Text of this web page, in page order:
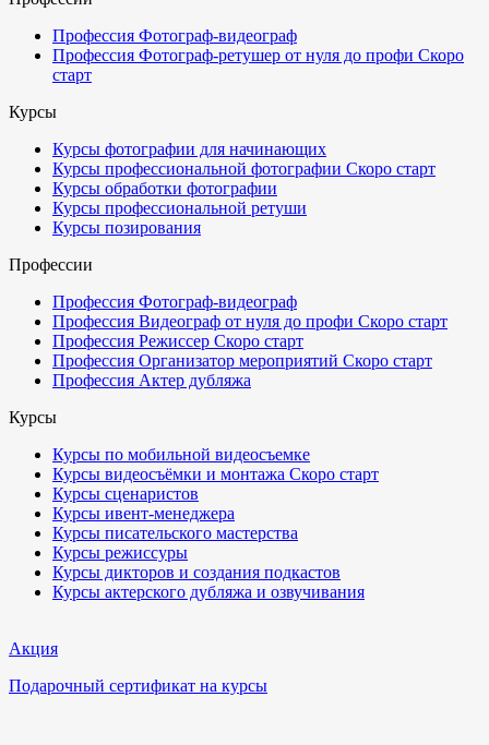
Профессия Фотограф-видеограф
Профессия Фотограф-ретушер от нуля до профи Скоро
старт
Курсы
Курсы фотографии для начинающих
Курсы профессиональной фотографии Скоро старт
Курсы обработки фотографии
Курсы профессиональной ретуши
Курсы позирования
Профессии
Профессия Фотограф-видеограф
Профессия Видеограф от нуля до профи Скоро старт
Профессия Режиссер Скоро старт
Профессия Организатор мероприятий Скоро старт
Профессия Актер дубляжа
Курсы
Курсы по мобильной видеосъемке
Курсы видеосъёмки и монтажа Скоро старт
Курсы сценаристов
Курсы ивент-менеджера
Курсы писательского мастерства
Курсы режиссуры
Курсы дикторов и создания подкастов
Курсы актерского дубляжа и озвучивания
Акция
Подарочный сертификат на курсы